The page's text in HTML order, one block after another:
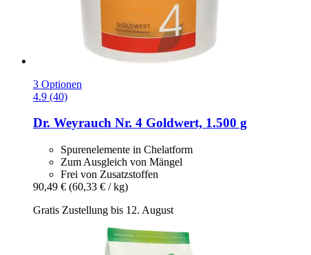
3 Optionen
4.9 (40)
Dr. Weyrauch Nr. 4 Goldwert, 1.500 g
Spurenelemente in Chelatform
Zum Ausgleich von Mängel
Frei von Zusatzstoffen
90,49 € (60,33 € / kg)
Gratis Zustellung bis 12. August